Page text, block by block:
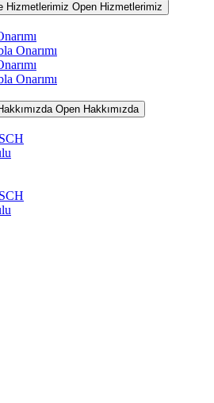
Hizmetlerimiz Open Hizmetlerimiz
Onarımı
Onarımı
Open Hakkımızda